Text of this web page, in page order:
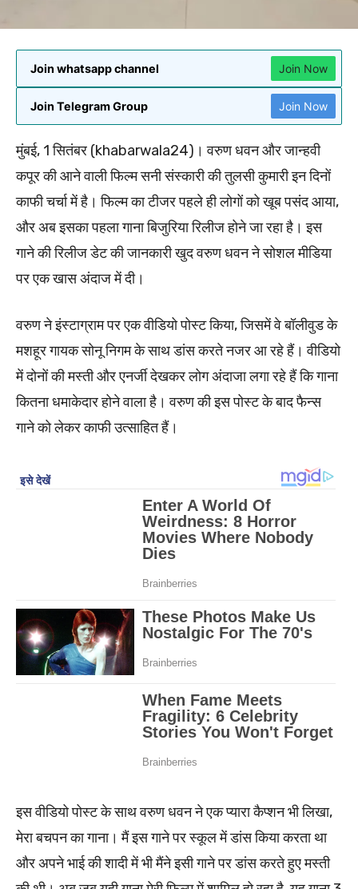
Join whatsapp channel Join Now
Join Telegram Group Join Now
मुंबई, 1 सितंबर (khabarwala24)। वरुण धवन और जान्हवी
कपूर की आने वाली फिल्म सनी संस्कारी की तुलसी कुमारी इन दिनों
काफी चर्चा में है। फिल्म का टीजर पहले ही लोगों को खूब पसंद आया,
और अब इसका पहला गाना बिजुरिया रिलीज होने जा रहा है। इस
गाने की रिलीज डेट की जानकारी खुद वरुण धवन ने सोशल मीडिया
पर एक खास अंदाज में दी।
वरुण ने इंस्टाग्राम पर एक वीडियो पोस्ट किया, जिसमें वे बॉलीवुड के
मशहूर गायक सोनू निगम के साथ डांस करते नजर आ रहे हैं। वीडियो
में दोनों की मस्ती और एनर्जी देखकर लोग अंदाजा लगा रहे हैं कि गाना
कितना धमाकेदार होने वाला है। वरुण की इस पोस्ट के बाद फैन्स
गाने को लेकर काफी उत्साहित हैं।
इस वीडियो पोस्ट के साथ वरुण धवन ने एक प्यारा कैप्शन भी लिखा,
मेरा बचपन का गाना। मैं इस गाने पर स्कूल में डांस किया करता था
और अपने भाई की शादी में भी मैंने इसी गाने पर डांस करते हुए मस्ती